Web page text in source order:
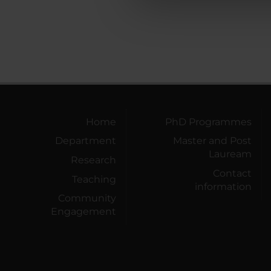
Home
Department
Research
Teaching
Community
Engagement
PhD Programmes
Master and Post
Lauream
Contact
information